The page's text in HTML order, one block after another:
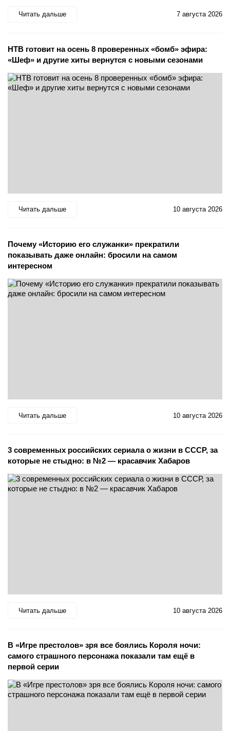
Читать дальше 7 августа 2026
НТВ готовит на осень 8 проверенных «бомб» эфира:
«Шеф» и другие хиты вернутся с новыми сезонами
Читать дальше 10 августа 2026
Почему «Историю его служанки» прекратили
показывать даже онлайн: бросили на самом
интересном
Читать дальше 10 августа 2026
3 современных российских сериала о жизни в СССР, за
которые не стыдно: в №2 — красавчик Хабаров
Читать дальше 10 августа 2026
В «Игре престолов» зря все боялись Короля ночи:
самого страшного персонажа показали там ещё в
первой серии